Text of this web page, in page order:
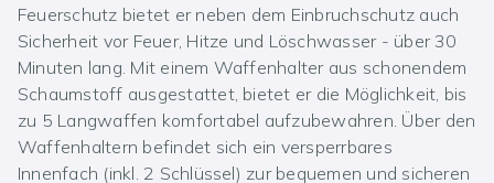
Feuerschutz bietet er neben dem Einbruchschutz auch
Sicherheit vor Feuer, Hitze und Löschwasser - über 30
Minuten lang. Mit einem Waffenhalter aus schonendem
Schaumstoff ausgestattet, bietet er die Möglichkeit, bis
zu 5 Langwaffen komfortabel aufzubewahren. Über den
Waffenhaltern befindet sich ein versperrbares
Innenfach (inkl. 2 Schlüssel) zur bequemen und sicheren